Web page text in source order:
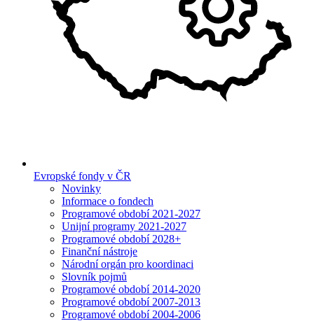
Evropské fondy v ČR
Novinky
Informace o fondech
Programové období 2021-2027
Unijní programy 2021-2027
Programové období 2028+
Finanční nástroje
Národní orgán pro koordinaci
Slovník pojmů
Programové období 2014-2020
Programové období 2007-2013
Programové období 2004-2006